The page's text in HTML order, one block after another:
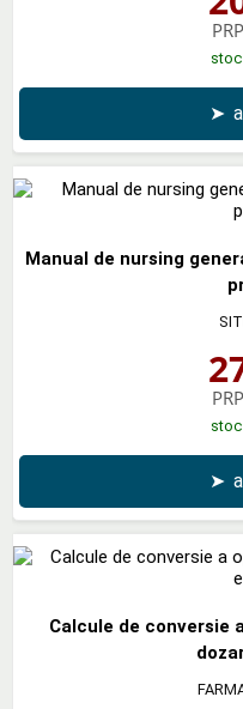
➤
Manual de nursing
➤
Calcule de conversie